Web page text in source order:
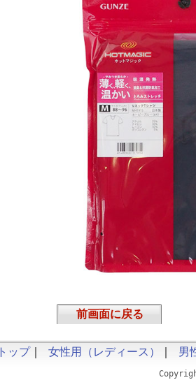
前画面に戻る
トップ｜ 女性用（レディース） ｜ 男